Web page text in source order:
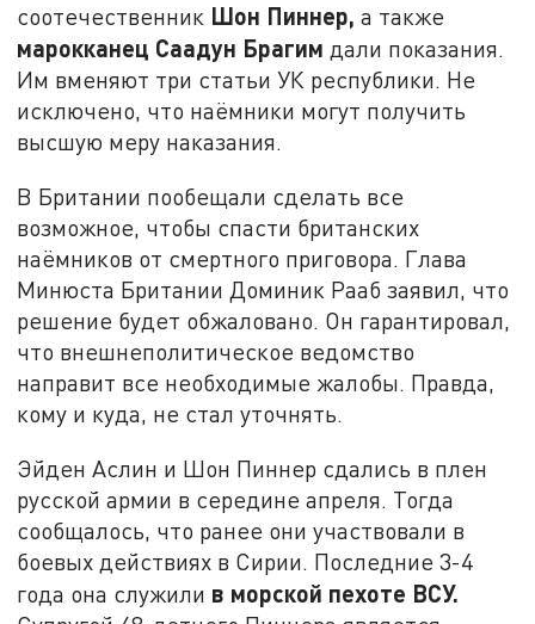
соотечественник Шон Пиннер, а также
марокканец Саадун Брагим дали показания.
Им вменяют три статьи УК республики. Не
исключено, что наёмники могут получить
высшую меру наказания.
В Британии пообещали сделать все
возможное, чтобы спасти британских
наёмников от смертного приговора. Глава
Минюста Британии Доминик Рааб заявил, что
решение будет обжаловано. Он гарантировал,
что внешнеполитическое ведомство
направит все необходимые жалобы. Правда,
кому и куда, не стал уточнять.
Эйден Аслин и Шон Пиннер сдались в плен
русской армии в середине апреля. Тогда
сообщалось, что ранее они участвовали в
боевых действиях в Сирии. Последние 3-4
года она служили в морской пехоте ВСУ.